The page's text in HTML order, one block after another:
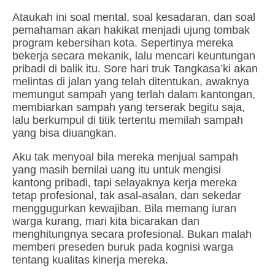
Ataukah ini soal mental, soal kesadaran, dan soal
pemahaman akan hakikat menjadi ujung tombak
program kebersihan kota. Sepertinya mereka
bekerja secara mekanik, lalu mencari keuntungan
pribadi di balik itu. Sore hari truk Tangkasa’ki akan
melintas di jalan yang telah ditentukan, awaknya
memungut sampah yang terlah dalam kantongan,
membiarkan sampah yang terserak begitu saja,
lalu berkumpul di titik tertentu memilah sampah
yang bisa diuangkan.
Aku tak menyoal bila mereka menjual sampah
yang masih bernilai uang itu untuk mengisi
kantong pribadi, tapi selayaknya kerja mereka
tetap profesional, tak asal-asalan, dan sekedar
menggugurkan kewajiban. Bila memang iuran
warga kurang, mari kita bicarakan dan
menghitungnya secara profesional. Bukan malah
memberi preseden buruk pada kognisi warga
tentang kualitas kinerja mereka.